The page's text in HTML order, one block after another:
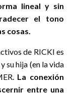
lineal y sin
el tono
cosas.
de RICKI es
su hija (en la vida
La conexión
entre una